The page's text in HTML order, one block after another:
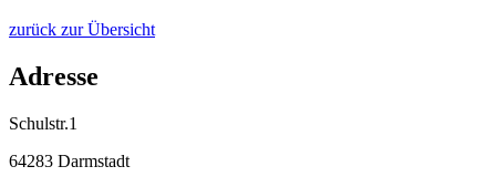
zurück zur Übersicht
Adresse
Schulstr.1
64283 Darmstadt